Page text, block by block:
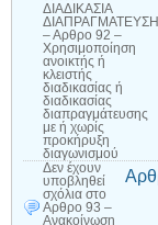
ΔΙΑΔΙΚΑΣΙΑ
– Αρθρο 92 –
Χρησιμοποίηση
ανοικτής ή
κλειστής
διαδικασίας ή
διαδικασίας
διαπραγμάτευσης
με ή χωρίς
προκήρυξη
διαγωνισμού
Δεν έχουν
υποβληθεί
σχόλια στο
Αρθρο 93 –
Ανακοίνωση